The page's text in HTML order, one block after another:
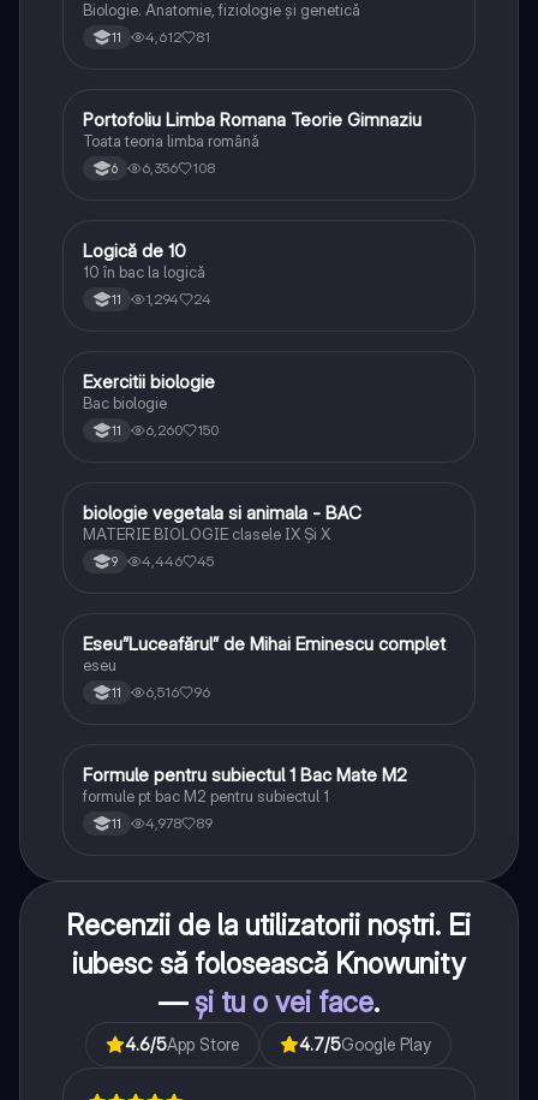
Biologie. Anatomie, fiziologie și genetică
11 4,612 81
Limba și literatura română
Portofoliu Limba Romana Teorie Gimnaziu
Toata teoria limba română
6 6,356 108
Logică
Logică de 10
10 în bac la logică
11 1,294 24
Biologie
Exercitii biologie
Bac biologie
11 6,260 150
Biologie
biologie vegetala si animala - BAC
MATERIE BIOLOGIE clasele IX Şi X
9 4,446 45
Limba și literatura română
Eseu”Luceafărul” de Mihai Eminescu complet
eseu
11 6,516 96
Matematică
Formule pentru subiectul 1 Bac Mate M2
formule pt bac M2 pentru subiectul 1
11 4,978 89
Recenzii de la utilizatorii noștri. Ei
iubesc să folosească Knowunity
— și tu o vei face.
4.6/5App Store 4.7/5Google Play